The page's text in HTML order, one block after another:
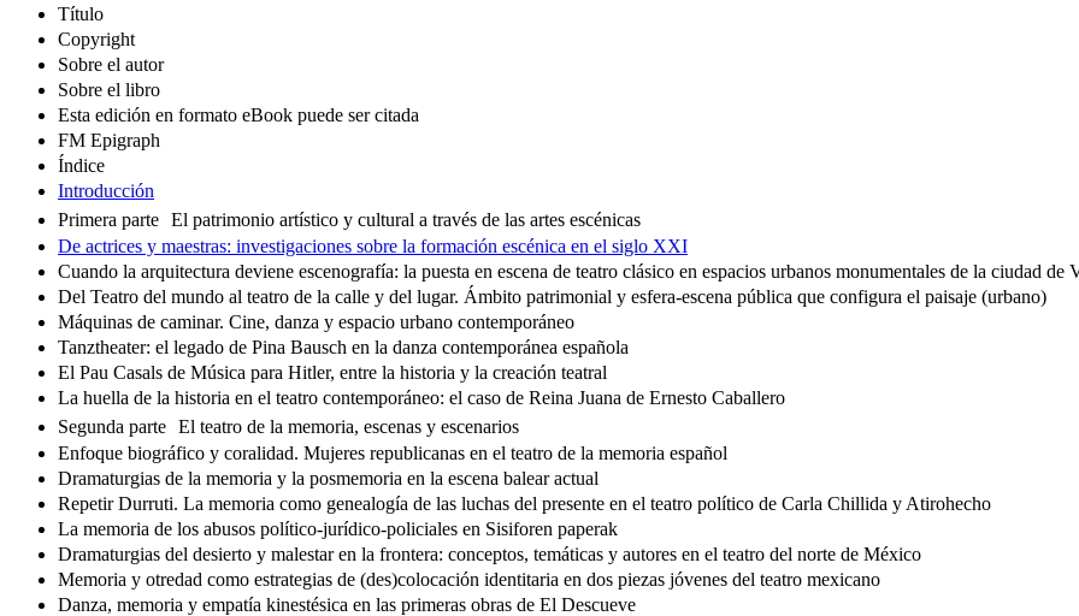
Título
Copyright
Sobre el autor
Sobre el libro
Esta edición en formato eBook puede ser citada
FM Epigraph
Índice
Introducción
Primera parte El patrimonio artístico y cultural a través de las artes escénicas
De actrices y maestras: investigaciones sobre la formación escénica en el siglo XXI
Cuando la arquitectura deviene escenografía: la puesta en escena de teatro clásico en espacios urbanos monumentales de la ciudad de
Del Teatro del mundo al teatro de la calle y del lugar. Ámbito patrimonial y esfera-escena pública que configura el paisaje (urbano)
Máquinas de caminar. Cine, danza y espacio urbano contemporáneo
Tanztheater: el legado de Pina Bausch en la danza contemporánea española
El Pau Casals de Música para Hitler, entre la historia y la creación teatral
La huella de la historia en el teatro contemporáneo: el caso de Reina Juana de Ernesto Caballero
Segunda parte El teatro de la memoria, escenas y escenarios
Enfoque biográfico y coralidad. Mujeres republicanas en el teatro de la memoria español
Dramaturgias de la memoria y la posmemoria en la escena balear actual
Repetir Durruti. La memoria como genealogía de las luchas del presente en el teatro político de Carla Chillida y Atirohecho
La memoria de los abusos político-jurídico-policiales en Sisiforen paperak
Dramaturgias del desierto y malestar en la frontera: conceptos, temáticas y autores en el teatro del norte de México
Memoria y otredad como estrategias de (des)colocación identitaria en dos piezas jóvenes del teatro mexicano
Danza, memoria y empatía kinestésica en las primeras obras de El Descueve